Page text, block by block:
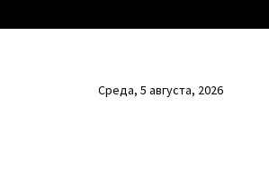
Среда, 5 августа, 2026